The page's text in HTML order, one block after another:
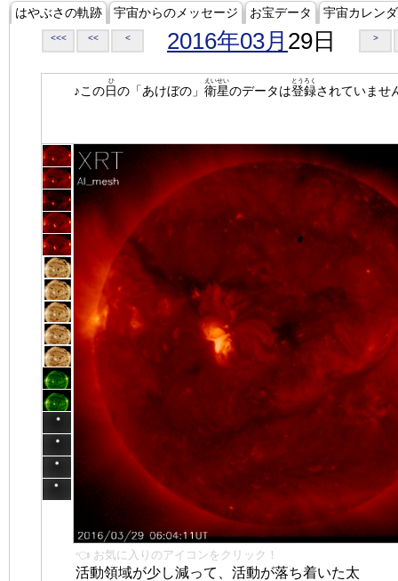
はやぶさの軌跡 宇宙からのメッセージ お宝データ 宇宙カレン
<<< << < 2016年03月 29日 >
♪この日
ひ
の「あけぼの」 衛星
えいせい
のデータは登録
とうろく
されていませ
👈 お気に入りのアイコンをクリック！
活動領域が少し減って、活動が落ち着いた太